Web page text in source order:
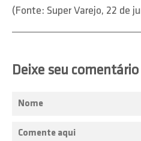
(Fonte: Super Varejo, 22 de
Deixe seu comentário